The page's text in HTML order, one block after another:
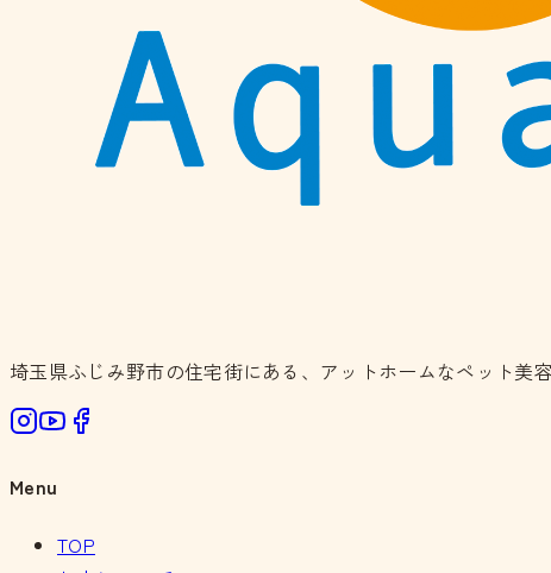
埼玉県ふじみ野市の住宅街にある、アットホームなペット美
Menu
TOP